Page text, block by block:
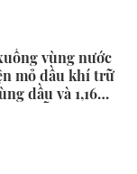
vùng nước
mỏ dầu khí trữ
dầu và 1,16
mỗi ngày